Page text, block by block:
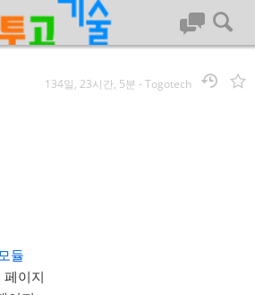
호 : 142-08-78939
134일, 23시간, 5분 -Togotech
듈
페이지